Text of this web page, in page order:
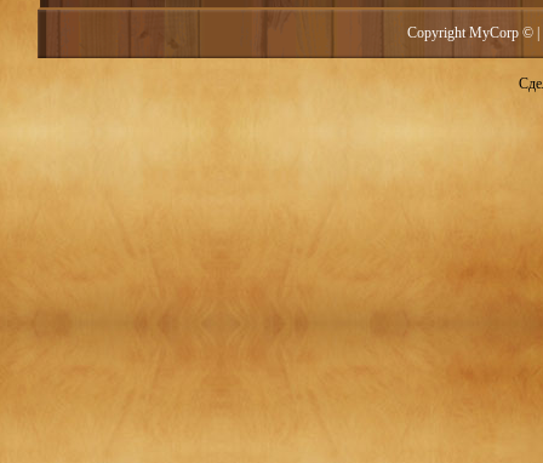
Copyright MyCorp © |